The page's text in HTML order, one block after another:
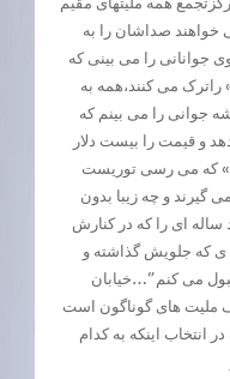
خواهند صداشان را به
جوانانی را می بینی که
می کنند،همه به
جوانی را می بینم که
و قیمت را بیست دلار
که می رسی توریست
و چه زیبا بدون
ای را که در کنارش
ی که جلویش گذاشته و
می کنم”…خیابان
ملیت های گوناگون است
انتخاب اینکه به کدام